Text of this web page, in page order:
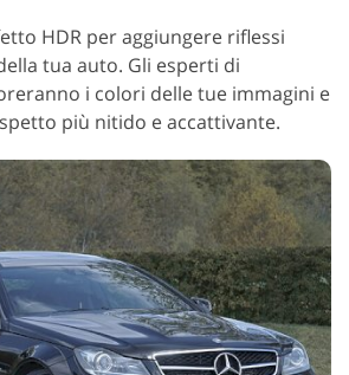
HDR per aggiungere riflessi
tua auto. Gli esperti di
i colori delle tue immagini e
più nitido e accattivante.